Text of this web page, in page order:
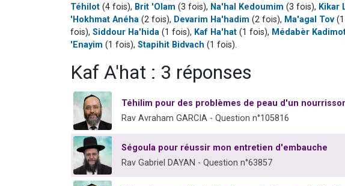
Téhilot (4 fois), Brit 'Olam (3 fois), Na'hal Kedoumim (3 fois), Kikar
'Hokhmat Anéha (2 fois), Devarim Ha'hadim (2 fois), Ma'agal Tov
fois), Siddour Ha'hida (1 fois), Kaf Ha'hat (1 fois), Médabèr
'Enayim (1 fois), Stapihit Bidvach (1 fois).
Kaf A'hat : 3 réponses
Téhilim pour des problèmes de peau d'un
Rav Avraham GARCIA - Question n°105816
Ségoula pour réussir mon entretien d'embauche
Rav Gabriel DAYAN - Question n°63857